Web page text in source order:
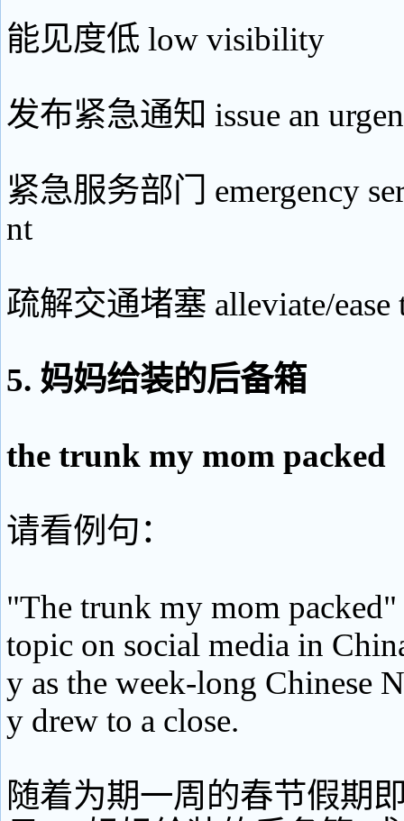
能见度低 low visibility
发布紧急通知 issue an
紧急服务部门 emergency
nt
疏解交通堵塞 alleviate/ease
5. 妈妈给装的后备箱
the trunk my mom packed
请看例句：
"The trunk my mom packed"
topic on social media in
y as the week-long Chinese
y drew to a close.
随着为期一周的春节假期